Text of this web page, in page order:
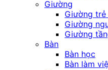
Giường
Giường trẻ
Giường
Giường
Bàn
Bàn học
Bàn làm